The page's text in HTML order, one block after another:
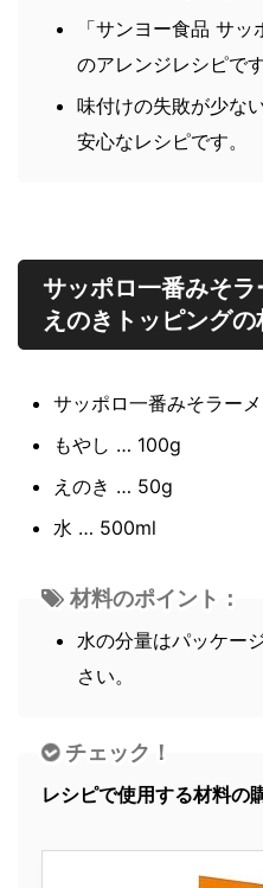
「サンヨー食品 サッ
のアレンジレシピです
味付けの失敗が少な
安心なレシピです。
サッポロ一番みそ
えのきトッピングの
サッポロ一番みそラー
もやし … 100g
えのき … 50g
水 … 500ml
材料のポイント：
水の分量はパッケー
さい。
チェック！
レシピで使用する材料の